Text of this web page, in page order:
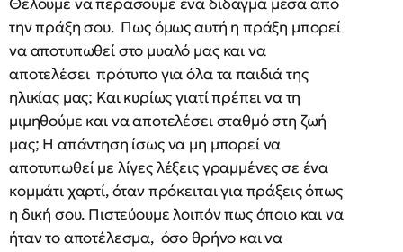
την πράξη σου. Πως όμως αυτή η πράξη μπορεί
να αποτυπωθεί στο μυαλό μας και να
αποτελέσει πρότυπο για όλα τα παιδιά της
ηλικίας μας; Και κυρίως γιατί πρέπει να τη
μιμηθούμε και να αποτελέσει σταθμό στη ζωή
μας; Η απάντηση ίσως να μη μπορεί να
αποτυπωθεί με λίγες λέξεις γραμμένες σε ένα
κομμάτι χαρτί, όταν πρόκειται για πράξεις όπως
η δική σου. Πιστεύουμε λοιπόν πως όποιο και να
ήταν το αποτέλεσμα, όσο θρήνο και να